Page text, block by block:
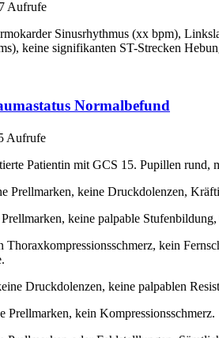
Aufrufe
Sinusrhythmus (xx bpm),
keine signifikanten ST-Strecken
Normalbefund
Aufrufe
Patientin mit GCS 15. Pupillen
Prellmarken, keine Druckdolenzen,
keine palpable
Thoraxkompressionsschmerz, kein
Druckdolenzen, keine palpablen
Prellmarken, kein Kompressionsschmerz.